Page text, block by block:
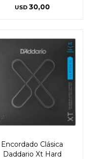
USD 30,00
Encordado Clásica
Daddario Xt Hard